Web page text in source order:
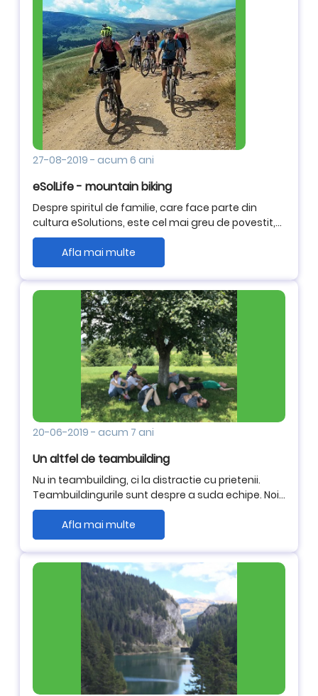
27-08-2019 - acum 6 ani
eSolLife - mountain biking
Despre spiritul de familie, care face parte din
cultura eSolutions, este cel mai greu de povestit,
pentru ca este ceva ce trebuie experimentat, trait.
Lasam aici cateva poze in loc de cuvinte, despre
acest weekend, despre #eSolLife, despre spirit de
familie.
Afla mai multe
20-06-2019 - acum 7 ani
Un altfel de teambuilding
Nu in teambuilding, ci la distractie cu prietenii.
Teambuildingurile sunt despre a suda echipe. Noi
suntem norocosii care reusesc sa faca asta zi de
Afla mai multe